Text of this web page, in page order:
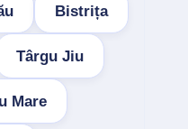
Bistrița
Târgu Jiu
Mare